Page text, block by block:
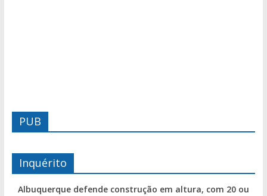
PUB
Inquérito
Albuquerque defende construção em altura, com 20 ou